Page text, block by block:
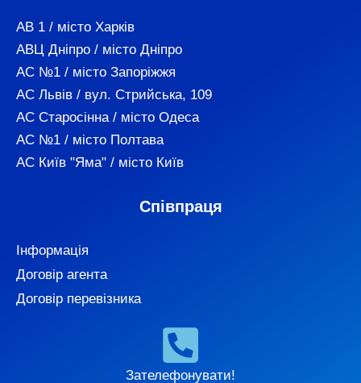
АВ 1 / місто Харків
АВЦ Дніпро / місто Дніпро
АС №1 / місто Запоріжжя
АС Львів / вул. Стрийська, 109
АС Старосінна / місто Одеса
АС №1 / місто Полтава
АС Київ "Яма" / місто Київ
Співпраця
Інформація
Договір агента
Договір перевізника
Зателефонувати!